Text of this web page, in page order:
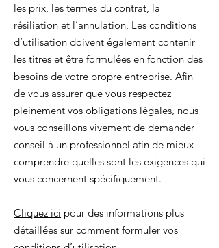
les prix, les termes du contrat, la
résiliation et l’annulation, Les conditions
d’utilisation doivent également contenir
les titres et être formulées en fonction des
besoins de votre propre entreprise. Afin
de vous assurer que vous respectez
pleinement vos obligations légales, nous
vous conseillons vivement de demander
conseil à un professionnel afin de mieux
comprendre quelles sont les exigences qui
vous concernent spécifiquement.
Cliquez ici pour des informations plus
détaillées sur comment formuler vos